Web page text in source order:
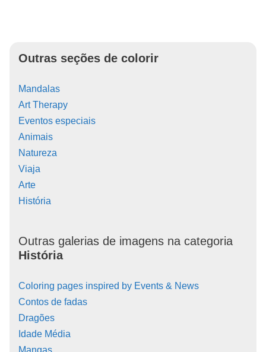
Outras seções de colorir
Mandalas
Art Therapy
Eventos especiais
Animais
Natureza
Viaja
Arte
História
Outras galerias de imagens na categoria
História
Coloring pages inspired by Events & News
Contos de fadas
Dragões
Idade Média
Mangas